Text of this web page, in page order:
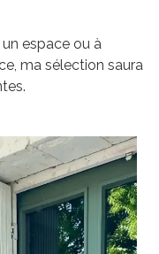
espace ou à
ma sélection saura